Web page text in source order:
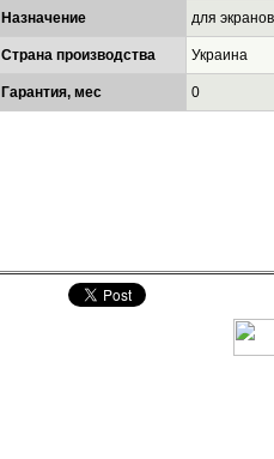
Назначение для экранов
Страна производства Украина
Гарантия, мес 0